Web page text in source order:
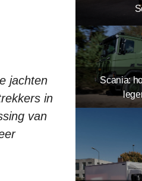
jachten
in
van
Scania: